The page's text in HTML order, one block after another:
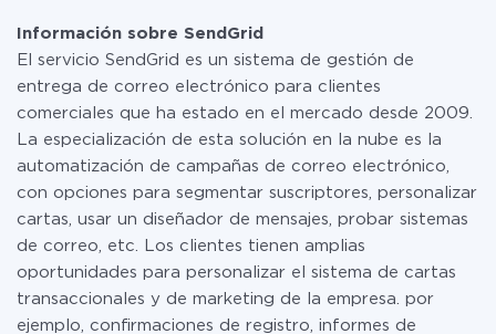
Información sobre SendGrid
El servicio SendGrid es un sistema de gestión de
entrega de correo electrónico para clientes
comerciales que ha estado en el mercado desde 2009.
La especialización de esta solución en la nube es la
automatización de campañas de correo electrónico,
con opciones para segmentar suscriptores, personalizar
cartas, usar un diseñador de mensajes, probar sistemas
de correo, etc. Los clientes tienen amplias
oportunidades para personalizar el sistema de cartas
transaccionales y de marketing de la empresa. por
ejemplo, confirmaciones de registro, informes de